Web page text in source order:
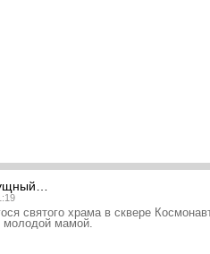
святого храма в сквере
молодой мамой.